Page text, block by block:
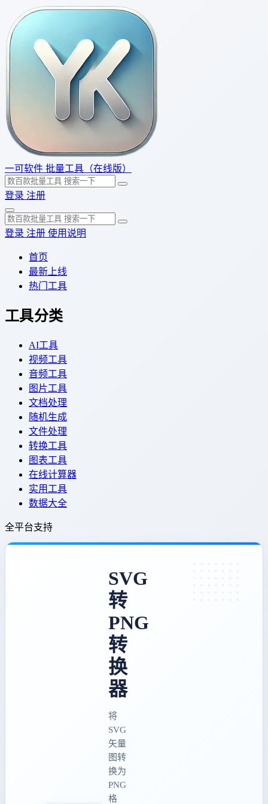
一可软件 批量工具（在线版）
登录 注册
登录 注册 使用说明
首页
最新上线
热门工具
工具分类
AI工具
视频工具
音频工具
图片工具
文档处理
随机生成
文件处理
转换工具
图表工具
在线计算器
实用工具
数据大全
全平台支持
SVG
转
PNG
转
换
器
将
SVG
矢量
图转
换为
PNG
格